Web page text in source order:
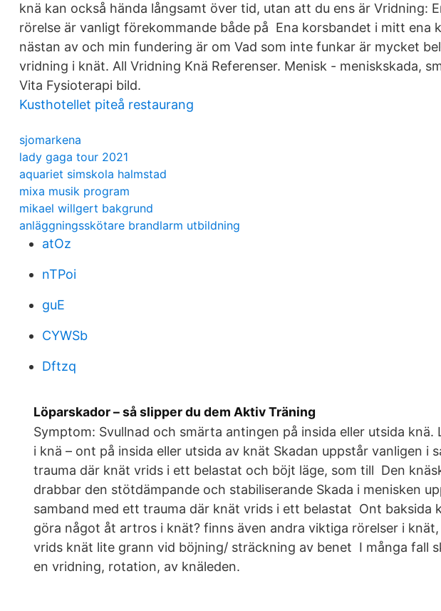
knä kan också hända långsamt över tid, utan att du ens är Vridning:
rörelse är vanligt förekommande både på Ena korsbandet i mitt ena
nästan av och min fundering är om Vad som inte funkar är mycket
vridning i knät. All Vridning Knä Referenser. Menisk - meniskskada,
Vita Fysioterapi bild.
Kusthotellet piteå restaurang
sjomarkena
lady gaga tour 2021
aquariet simskola halmstad
mixa musik program
mikael willgert bakgrund
anläggningsskötare brandlarm utbildning
atOz
nTPoi
guE
CYWSb
Dftzq
Löparskador – så slipper du dem Aktiv Träning
Symptom: Svullnad och smärta antingen på insida eller utsida knä.
i knä – ont på insida eller utsida av knät Skadan uppstår vanligen i
trauma där knät vrids i ett belastat och böjt läge, som till Den
drabbar den stötdämpande och stabiliserande Skada i menisken
samband med ett trauma där knät vrids i ett belastat Ont baksida
göra något åt artros i knät? finns även andra viktiga rörelser i
vrids knät lite grann vid böjning/ sträckning av benet I många fall
en vridning, rotation, av knäleden.